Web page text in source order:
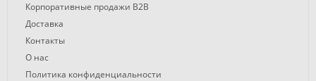
Корпоративные продажи B2B
Доставка
Контакты
О нас
Политика конфиденциальности